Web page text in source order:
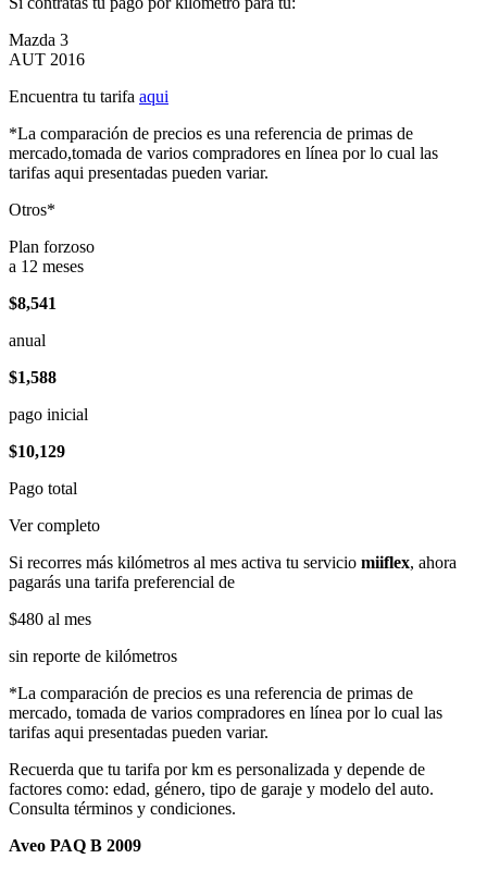
Mazda 3
AUT 2016
Encuentra tu tarifa aqui
*La comparación de precios es una referencia de primas de
mercado,tomada de varios compradores en línea por lo cual las
tarifas aqui presentadas pueden variar.
Otros*
Plan forzoso
a 12 meses
$8,541
anual
$1,588
pago inicial
$10,129
Pago total
Ver completo
Si recorres más kilómetros al mes activa tu servicio miiflex, ahora
pagarás una tarifa preferencial de
$480 al mes
sin reporte de kilómetros
*La comparación de precios es una referencia de primas de
mercado, tomada de varios compradores en línea por lo cual las
tarifas aqui presentadas pueden variar.
Recuerda que tu tarifa por km es personalizada y depende de
factores como: edad, género, tipo de garaje y modelo del auto.
Consulta términos y condiciones.
Aveo PAQ B 2009